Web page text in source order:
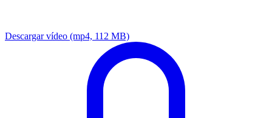
Descargar vídeo (mp4, 112 MB)